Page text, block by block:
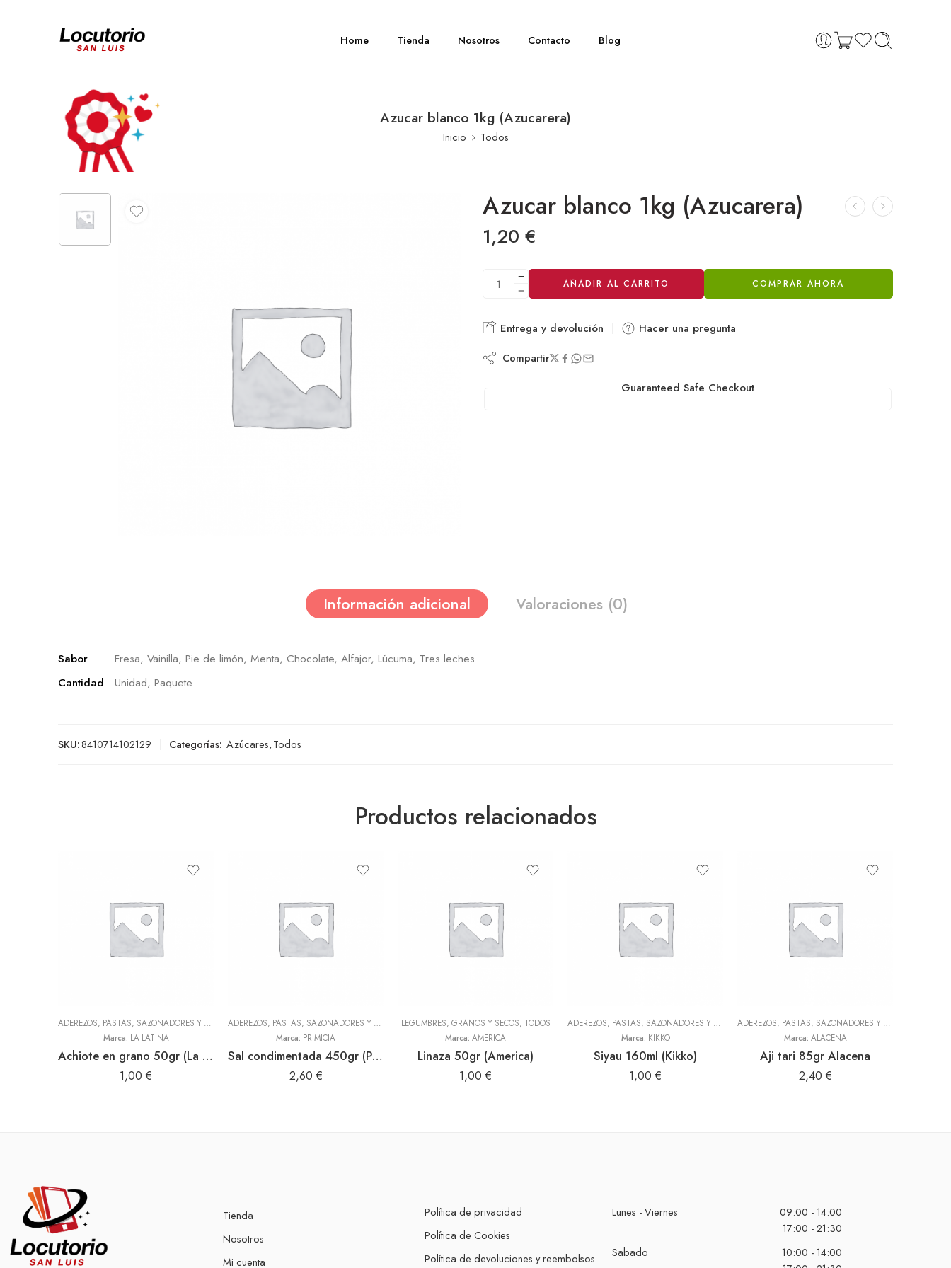
Home Tienda Nosotros Contacto Blog
Azucar blanco 1kg (Azucarera)
Inicio Todos
Azucar blanco 1kg (Azucarera)
1,20 €
AÑADIR AL CARRITO COMPRAR AHORA
Alternative:
Entrega y devolución Hacer una pregunta
Compartir
Guaranteed Safe Checkout
Información adicional Valoraciones (0)
Sabor
Fresa, Vainilla, Pie de limón, Menta, Chocolate, Alfajor, Lúcuma, Tres leches
Cantidad
Unidad, Paquete
SKU:8410714102129 Categorías: Azúcares,Todos
Productos relacionados
ADEREZOS, PASTAS, SAZONADORES Y CONDIMENTOS ,LEGUMBRES, GRANOS Y SECOS
TODOS
Marca: LA LATINA
Achiote en grano 50gr (La Latina)
1,00 €
ADEREZOS, PASTAS, SAZONADORES Y CONDIMENTOS ,TODOS
Marca: PRIMICIA
Sal condimentada 450gr (Primicia)
2,60 €
LEGUMBRES, GRANOS Y SECOS, TODOS
Marca: AMERICA
Linaza 50gr (America)
1,00 €
ADEREZOS, PASTAS, SAZONADORES Y CONDIMENTOS ,TODOS
Marca: KIKKO
Siyau 160ml (Kikko)
1,00 €
ADEREZOS, PASTAS, SAZONADORES Y CONDIMENTOS
Marca: ALACENA
Aji tari 85gr Alacena
2,40 €
Tienda
Nosotros
Mi cuenta
Política de privacidad
Política de Cookies
Política de devoluciones y reembolsos
Lunes - Viernes
09:00 - 14:00
17:00 - 21:30
Sabado
10:00 - 14:00